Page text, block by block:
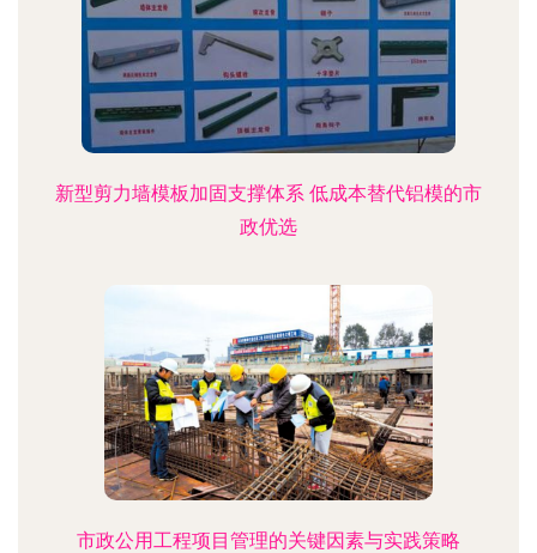
新型剪力墙模板加固支撑体系 低成本替代铝模的市
政优选
市政公用工程项目管理的关键因素与实践策略